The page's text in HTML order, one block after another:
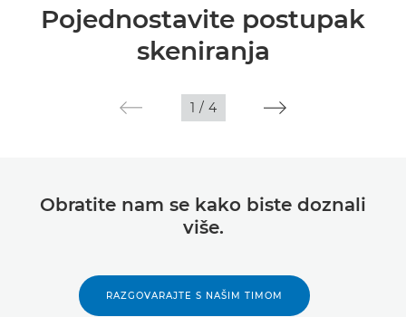
Pojednostavite postupak
skeniranja
1 / 4
Obratite nam se kako biste doznali
više.
RAZGOVARAJTE S NAŠIM TIMOM